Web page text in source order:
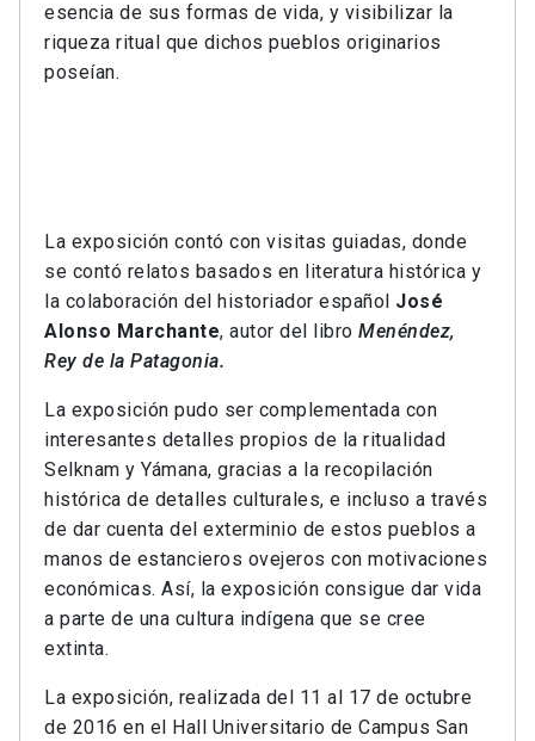
esencia de sus formas de vida, y visibilizar la
riqueza ritual que dichos pueblos originarios
poseían.
La exposición contó con visitas guiadas, donde
se contó relatos basados en literatura histórica y
la colaboración del historiador español José
Alonso Marchante, autor del libro Menéndez,
Rey de la Patagonia.
La exposición pudo ser complementada con
interesantes detalles propios de la ritualidad
Selknam y Yámana, gracias a la recopilación
histórica de detalles culturales, e incluso a través
de dar cuenta del exterminio de estos pueblos a
manos de estancieros ovejeros con motivaciones
económicas. Así, la exposición consigue dar vida
a parte de una cultura indígena que se cree
extinta.
La exposición, realizada del 11 al 17 de octubre
de 2016 en el Hall Universitario de Campus San